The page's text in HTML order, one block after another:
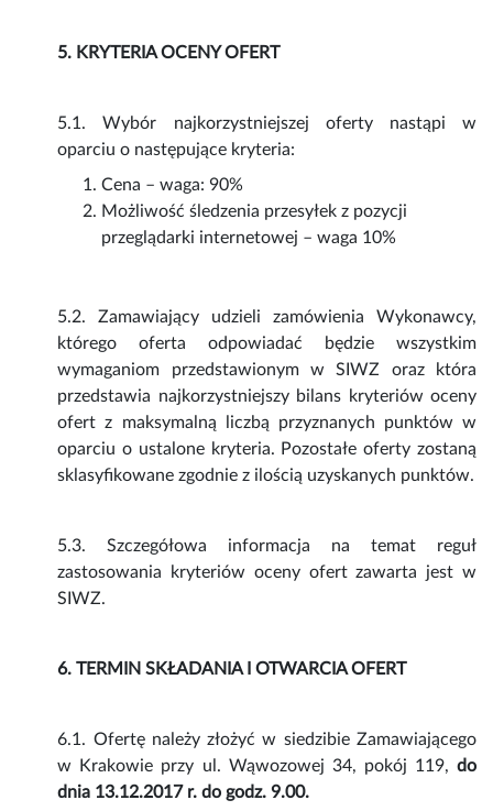
5. KRYTERIA OCENY OFERT
5.1. Wybór najkorzystniejszej oferty nastąpi w
oparciu o następujące kryteria:
Cena – waga: 90%
Możliwość śledzenia przesyłek z pozycji
przeglądarki internetowej – waga 10%
5.2. Zamawiający udzieli zamówienia Wykonawcy,
którego oferta odpowiadać będzie wszystkim
wymaganiom przedstawionym w SIWZ oraz która
przedstawia najkorzystniejszy bilans kryteriów oceny
ofert z maksymalną liczbą przyznanych punktów w
oparciu o ustalone kryteria. Pozostałe oferty zostaną
sklasyfikowane zgodnie z ilością uzyskanych punktów.
5.3. Szczegółowa informacja na temat reguł
zastosowania kryteriów oceny ofert zawarta jest w
SIWZ.
6. TERMIN SKŁADANIA I OTWARCIA OFERT
6.1. Ofertę należy złożyć w siedzibie Zamawiającego
w Krakowie przy ul. Wąwozowej 34, pokój 119, do
dnia 13.12.2017 r. do godz. 9.00.